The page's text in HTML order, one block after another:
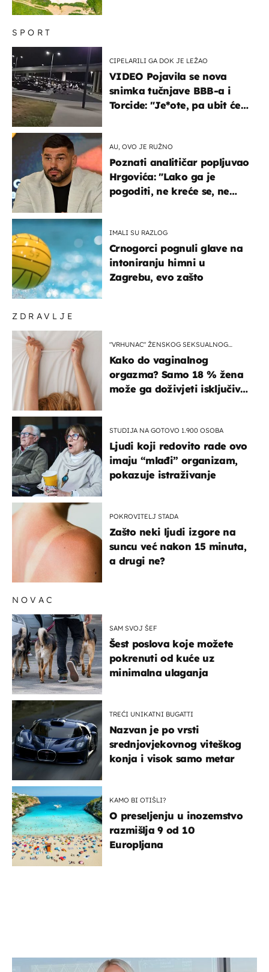
ZDRAVLJE
"VRHUNAC" ŽENSKOG SEKSUALNOG
Kako do vaginalnog
orgazma? Samo 18 % žena
može ga doživjeti isključivo
STUDIJA NA GOTOVO 1.900 OSOBA
Ljudi koji redovito rade ovo
imaju “mlađi” organizam,
pokazuje istraživanje
POKROVITELJ STADA
Zašto neki ljudi izgore na
suncu već nakon 15 minuta,
a drugi ne?
SPORT
CIPELARILI GA DOK JE LEŽAO
VIDEO Pojavila se nova
snimka tučnjave BBB-a i
Torcide: "Je*ote, pa ubit će
AU, OVO JE RUŽNO
Poznati analitičar popljuvao
Hrgovića: "Lako ga je
pogoditi, ne kreće se, ne
IMALI SU RAZLOG
Crnogorci pognuli glave na
intoniranju himni u
Zagrebu, evo zašto
NOVAC
SAM SVOJ ŠEF
Šest poslova koje možete
pokrenuti od kuće uz
minimalna ulaganja
TREĆI UNIKATNI BUGATTI
Nazvan je po vrsti
srednjovjekovnog viteškog
konja i visok samo metar
KAMO BI OTIŠLI?
O preseljenju u inozemstvo
razmišlja 9 od 10
Europljana